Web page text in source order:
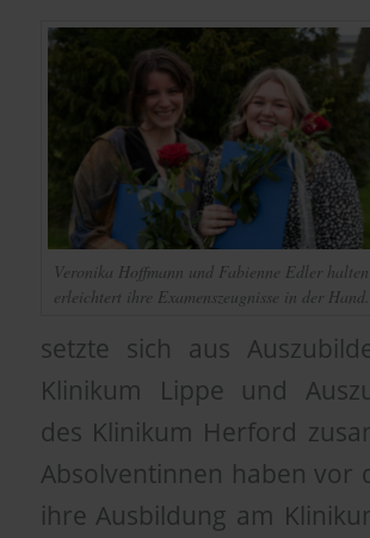
Veronika Hoffmann und Fabienne Edler halten
erleichtert ihre Examenszeugnisse in der Hand.
setzte sich aus
Klinikum Lippe und
des Klinikum Herford
Absolventinnen haben vor
ihre Ausbildung am